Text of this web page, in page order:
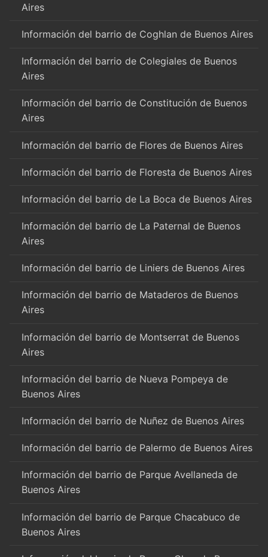
Aires
Información del barrio de Coghlan de Buenos Aires
Información del barrio de Colegiales de Buenos
Aires
Información del barrio de Constitución de Buenos
Aires
Información del barrio de Flores de Buenos Aires
Información del barrio de Floresta de Buenos Aires
Información del barrio de La Boca de Buenos Aires
Información del barrio de La Paternal de Buenos
Aires
Información del barrio de Liniers de Buenos Aires
Información del barrio de Mataderos de Buenos
Aires
Información del barrio de Montserrat de Buenos
Aires
Información del barrio de Nueva Pompeya de
Buenos Aires
Información del barrio de Nuñez de Buenos Aires
Información del barrio de Palermo de Buenos Aires
Información del barrio de Parque Avellaneda de
Buenos Aires
Información del barrio de Parque Chacabuco de
Buenos Aires